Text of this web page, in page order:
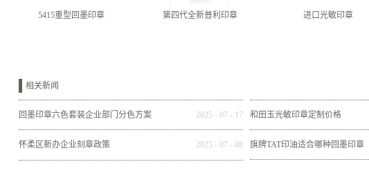
5415重型回墨印章 第四代全新普利印章 进口光敏印章
相关新闻
回墨印章六色套装企业部门分色方案 2025 -07 - 17 和田玉光敏印章定制价格
怀柔区新办企业刻章政策 2025 -07 -08 旗牌TAT印油适合哪种回墨印章